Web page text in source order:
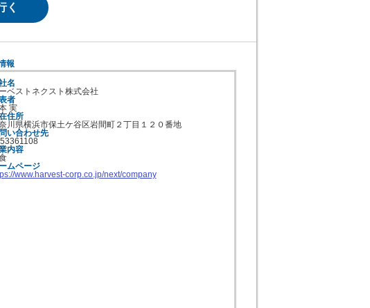
く
報
名
ベストネクスト株式会社
者
実
住所
川県横浜市保土ケ谷区岩間町２丁目１２０番地
い合わせ先
内容
ムページ
www.harvest-corp.co.jp/next/company